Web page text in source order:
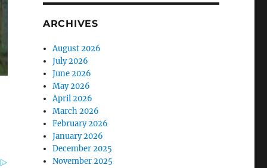
ARCHIVES
August 2026
July 2026
June 2026
May 2026
April 2026
March 2026
February 2026
January 2026
December 2025
November 2025